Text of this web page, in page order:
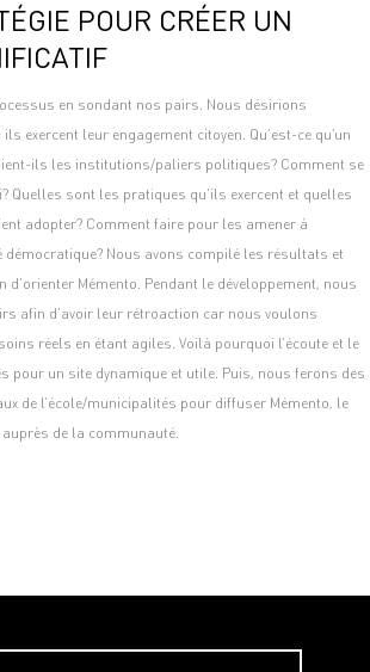
POUR CRÉER UN
en sondant nos pairs. Nous désirions
exercent leur engagement citoyen. Qu’est-ce qu’un
ils les institutions/paliers politiques? Comment se
Quelles sont les pratiques qu’ils exercent et quelles
adopter? Comment faire pour les amener à
démocratique? Nous avons compilé les résultats et
Mémento. Pendant le développement, nous
afin d’avoir leur rétroaction car nous voulons
réels en étant agiles. Voilà pourquoi l’écoute et le
pour un site dynamique et utile. Puis, nous ferons des
de l’école/municipalités pour diffuser Mémento, le
de la communauté.